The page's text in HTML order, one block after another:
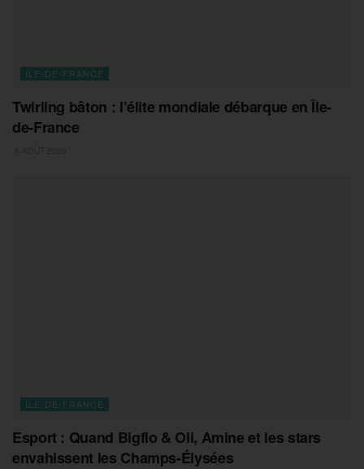
ILE-DE-FRANCE
Twirling bâton : l’élite mondiale débarque en Île-
de-France
ILE-DE-FRANCE
Esport : Quand Bigflo & Oli, Amine et les stars
envahissent les Champs-Élysées